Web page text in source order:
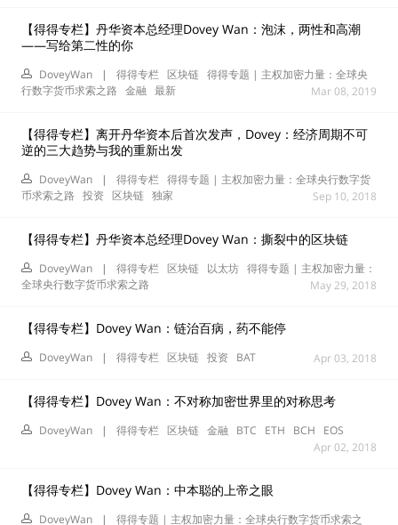
【得得专栏】丹华资本总经理Dovey Wan：泡沫，两性和高潮
——写给第二性的你
DoveyWan | 得得专栏 区块链 得得专题 | 主权加密力量：全球央
行数字货币求索之路 金融 最新 Mar 08, 2019
【得得专栏】离开丹华资本后首次发声，Dovey：经济周期不可
逆的三大趋势与我的重新出发
DoveyWan | 得得专栏 得得专题 | 主权加密力量：全球央行数字货
币求索之路 投资 区块链 独家 Sep 10, 2018
【得得专栏】丹华资本总经理Dovey Wan：撕裂中的区块链
DoveyWan | 得得专栏 区块链 以太坊 得得专题 | 主权加密力量：
全球央行数字货币求索之路
May 29, 2018
【得得专栏】Dovey Wan：链治百病，药不能停
DoveyWan | 得得专栏 区块链 投资 BAT Apr 03, 2018
【得得专栏】Dovey Wan：不对称加密世界里的对称思考
DoveyWan | 得得专栏 区块链 金融 BTC ETH BCH
EOS
Apr 02, 2018
【得得专栏】Dovey Wan：中本聪的上帝之眼
DoveyWan | 得得专题 | 主权加密力量：全球央行数字货币求索之